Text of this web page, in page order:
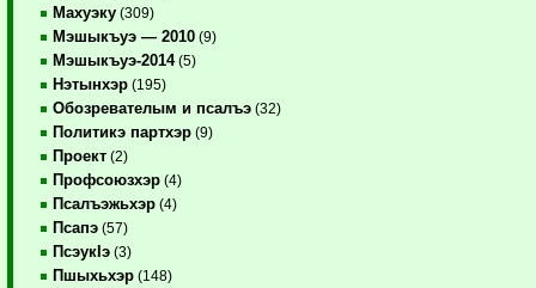
Махуэку (309)
Мэшыкъуэ — 2010 (9)
Мэшыкъуэ-2014(5)
Нэтынхэр (195)
Обозревателым и псалъэ (32)
Политикэ партхэр (9)
Проект (2)
Профсоюзхэр (4)
Псалъэжьхэр (4)
Псапэ (57)
ПсэукIэ (3)
Пшыхьхэр (148)